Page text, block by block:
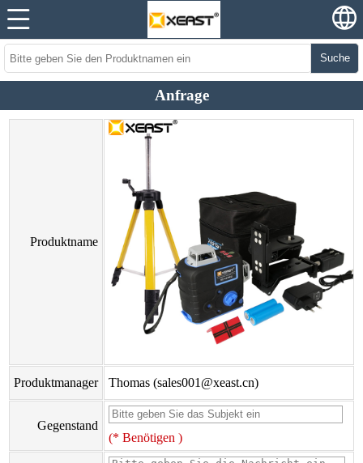
Suche
Anfrage
Produktname
Produktmanager Thomas (sales001@xeast.cn)
Gegenstand
(* Benötigen )